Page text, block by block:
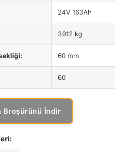
24V 163Ah
3912 kg
60 mm
60
Broşürünü İndir